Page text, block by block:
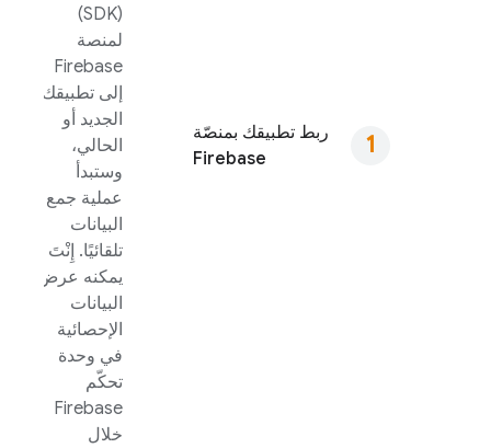
ربط تطبيقك بمنصّة
Firebase
(SDK)
لمنصة
Firebase
إلى تطبيقك
الجديد أو
الحالي،
وستبدأ
عملية جمع
البيانات
تلقائيًا. إِنْتَ
يمكنه عرض
البيانات
الإحصائية
في وحدة
تحكّم
Firebase
خلال